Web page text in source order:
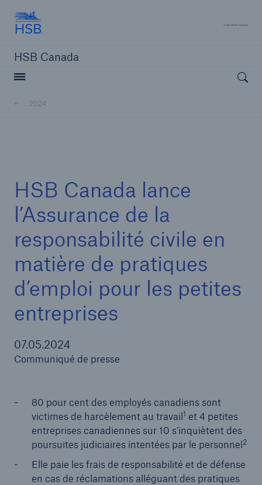
HSB Canada
2024
HSB Canada lance
l’Assurance de la
responsabilité civile en
matière de pratiques
d’emploi pour les petites
entreprises
07.05.2024
Communiqué de presse
80 pour cent des employés canadiens sont
victimes de harcèlement au travail1 et 4 petites
entreprises canadiennes sur 10 s’inquiètent des
poursuites judiciaires intentées par le personnel2
Elle paie les frais de responsabilité et de défense
en cas de réclamations alléguant des pratiques
Open
Nouvelles
2024
Aller à la page
Kavita Ramcharan a été nommée vice-présidente,
Ingénierie, Inspection et Technologie appliquée
de HSB Canada.
President and CEO
d’emploi pour les petites entreprises
HSB Canada nomme Alice Keung comme
nouvelle présidente du conseil